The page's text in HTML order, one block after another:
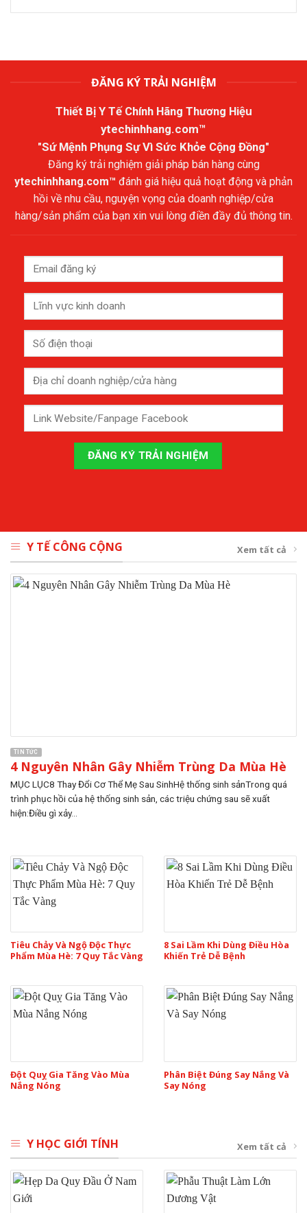
ĐĂNG KÝ TRẢI NGHIỆM
Thiết Bị Y Tế Chính Hãng Thương Hiệu
ytechinhhang.com™
"Sứ Mệnh Phụng Sự Vì Sức Khỏe Cộng Đồng"
Đăng ký trải nghiệm giải pháp bán hàng cùng
ytechinhhang.com™ đánh giá hiệu quả hoạt động và phản
hồi về nhu cầu, nguyện vọng của doanh nghiệp/cửa
hàng/sản phẩm của bạn xin vui lòng điền đầy đủ thông tin.
Y TẾ CÔNG CỘNG Xem tất cả
TIN TỨC
4 Nguyên Nhân Gây Nhiễm Trùng Da Mùa Hè
MỤC LỤC8 Thay Đổi Cơ Thể Mẹ Sau SinhHệ thống sinh sảnTrong quá
trình phục hồi của hệ thống sinh sản, các triệu chứng sau sẽ xuất
hiện:Điều gì xảy...
Tiêu Chảy Và Ngộ Độc Thực
Phẩm Mùa Hè: 7 Quy Tắc Vàng
8 Sai Lầm Khi Dùng Điều Hòa
Khiến Trẻ Dễ Bệnh
Đột Quỵ Gia Tăng Vào Mùa
Nắng Nóng
Phân Biệt Đúng Say Nắng Và
Say Nóng
Y HỌC GIỚI TÍNH Xem tất cả